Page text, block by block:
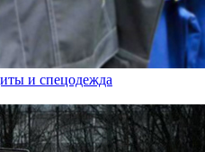
и спецодежда